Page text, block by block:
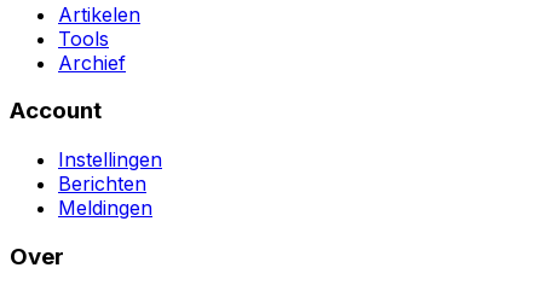
Artikelen
Tools
Archief
Account
Instellingen
Berichten
Meldingen
Over